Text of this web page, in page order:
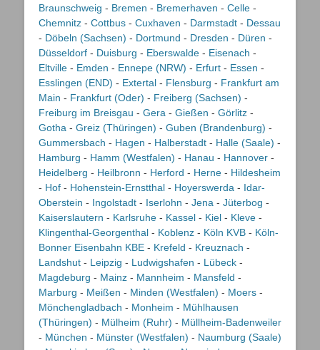
Braunschweig - Bremen - Bremerhaven - Celle -
Chemnitz - Cottbus - Cuxhaven - Darmstadt - Dessau
- Döbeln (Sachsen) - Dortmund - Dresden - Düren -
Düsseldorf - Duisburg - Eberswalde - Eisenach -
Eltville - Emden - Ennepe (NRW) - Erfurt - Essen -
Esslingen (END) - Extertal - Flensburg - Frankfurt am
Main - Frankfurt (Oder) - Freiberg (Sachsen) -
Freiburg im Breisgau - Gera - Gießen - Görlitz -
Gotha - Greiz (Thüringen) - Guben (Brandenburg) -
Gummersbach - Hagen - Halberstadt - Halle (Saale) -
Hamburg - Hamm (Westfalen) - Hanau - Hannover -
Heidelberg - Heilbronn - Herford - Herne - Hildesheim
- Hof - Hohenstein-Ernstthal - Hoyerswerda - Idar-
Oberstein - Ingolstadt - Iserlohn - Jena - Jüterbog -
Kaiserslautern - Karlsruhe - Kassel - Kiel - Kleve -
Klingenthal-Georgenthal - Koblenz - Köln KVB - Köln-
Bonner Eisenbahn KBE - Krefeld - Kreuznach -
Landshut - Leipzig - Ludwigshafen - Lübeck -
Magdeburg - Mainz - Mannheim - Mansfeld -
Marburg - Meißen - Minden (Westfalen) - Moers -
Mönchengladbach - Monheim - Mühlhausen
(Thüringen) - Mülheim (Ruhr) - Müllheim-Badenweiler
- München - Münster (Westfalen) - Naumburg (Saale)